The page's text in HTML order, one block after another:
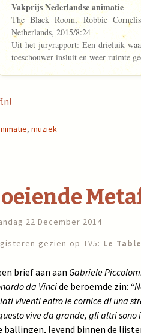
Vakprijs Nederlandse animatie
The Black Room, Robbie
Netherlands, 2015/8:24
Uit het juryrapport: Een drieluik
toeschouwer insluit en weer ruimte
, muziek
22 December 2014
gisteren gezien op TV5: Le
brief aan aan Gabriele
da Vincide beroemde zin:
viventi entro le cornice di una
vive da grande, gli altri sono
ballingen, levend binnen de